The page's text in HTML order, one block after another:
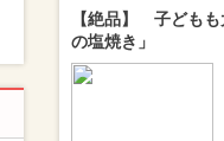
【絶品】 子ども
の塩焼き」